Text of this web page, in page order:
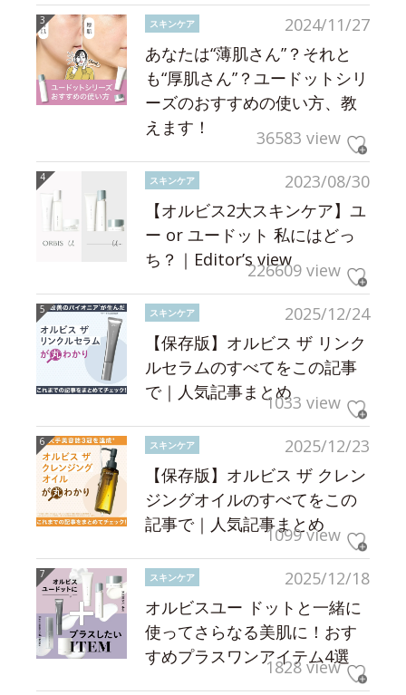
2024/11/27
スキンケア
あなたは“薄肌さん”？それと
も“厚肌さん”？ユードットシリ
ーズのおすすめの使い方、教
えます！
36583 view
2023/08/30
スキンケア
【オルビス2大スキンケア】ユ
ー or ユードット 私にはどっ
ち？｜Editor’s view226609 view
2025/12/24
スキンケア
【保存版】オルビス ザ リンク
ルセラムのすべてをこの記事
で｜人気記事まとめ1033 view
2025/12/23
スキンケア
【保存版】オルビス ザ クレン
ジングオイルのすべてをこの
記事で｜人気記事まとめ
1099 view
2025/12/18
スキンケア
オルビスユー ドットと一緒に
使ってさらなる美肌に！おす
すめプラスワンアイテム4選
1828 view